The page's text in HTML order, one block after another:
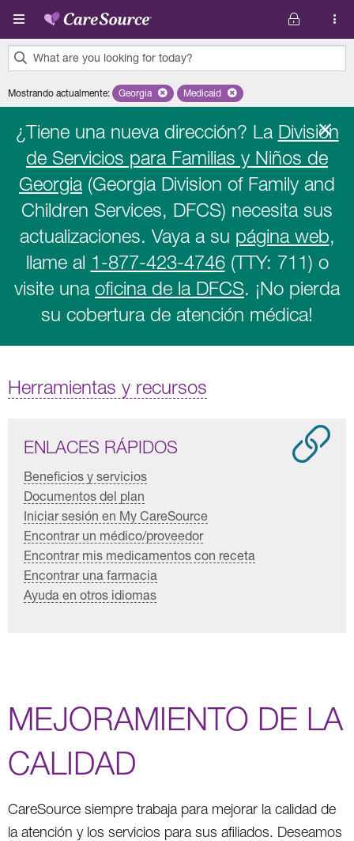
Pasar al contenido principal
What are you looking for today?
results
Mostrando actualmente: Remove selected state 'Georgia'
Georgia Remove selected plan 'Medicaid'
Medicaid
¿Tiene una nueva dirección? La División
de Servicios para Familias y Niños de
Georgia (Georgia Division of Family and
Children Services, DFCS) necesita sus
actualizaciones. Vaya a su página web,
llame al 1-877-423-4746(TTY: 711) o
visite una oficina de la DFCS. ¡No pierda
su cobertura de atención médica!
Herramientas y recursos
ENLACES RÁPIDOS
Beneficios y servicios
Documentos del plan
Iniciar sesión en My CareSource
Encontrar un médico/proveedor
Encontrar mis medicamentos con receta
Encontrar una farmacia
Ayuda en otros idiomas
MEJORAMIENTO DE LA
CALIDAD
CareSource siempre trabaja para mejorar la calidad de
la atención y los servicios para sus afiliados. Deseamos